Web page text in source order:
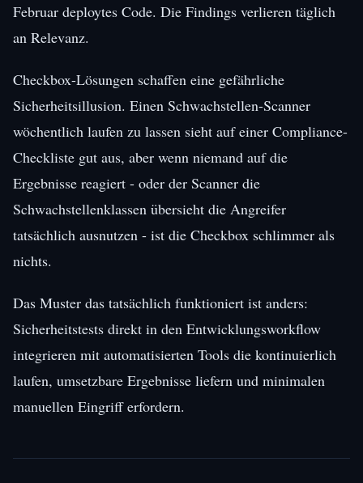
Februar deploytes Code. Die Findings verlieren täglich
an Relevanz.
Checkbox-Lösungen schaffen eine gefährliche
Sicherheitsillusion. Einen Schwachstellen-Scanner
wöchentlich laufen zu lassen sieht auf einer Compliance-
Checkliste gut aus, aber wenn niemand auf die
Ergebnisse reagiert - oder der Scanner die
Schwachstellenklassen übersieht die Angreifer
tatsächlich ausnutzen - ist die Checkbox schlimmer als
nichts.
Das Muster das tatsächlich funktioniert ist anders:
Sicherheitstests direkt in den Entwicklungsworkflow
integrieren mit automatisierten Tools die kontinuierlich
laufen, umsetzbare Ergebnisse liefern und minimalen
manuellen Eingriff erfordern.